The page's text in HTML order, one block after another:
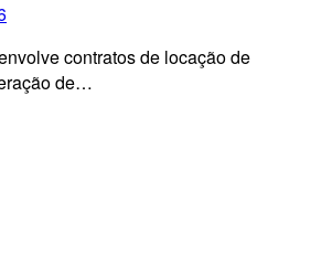
contratos de locação de
de…